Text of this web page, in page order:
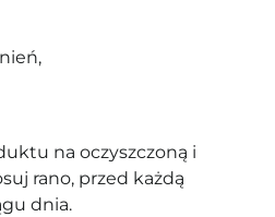
na oczyszczoną i
rano, przed każdą
dnia.